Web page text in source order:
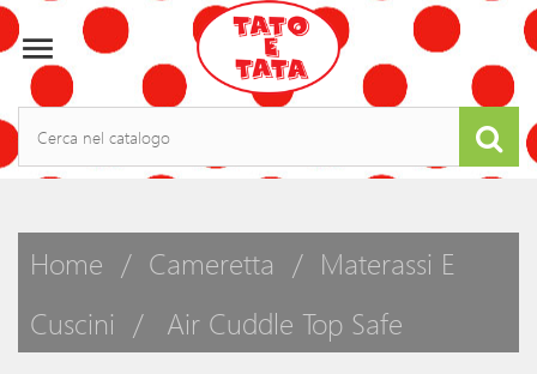

Home Cameretta
Materassi E
Cuscini
Air Cuddle Top Safe